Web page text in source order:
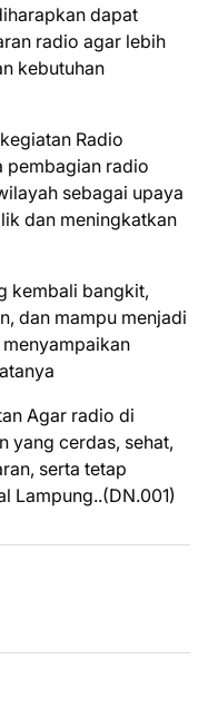
dapat
radio agar lebih
kebutuhan
Radio
pembagian radio
sebagai upaya
dan meningkatkan
kembali bangkit,
dan mampu menjadi
Agar radio di
yang cerdas, sehat,
serta tetap
Lampung..(DN.001)